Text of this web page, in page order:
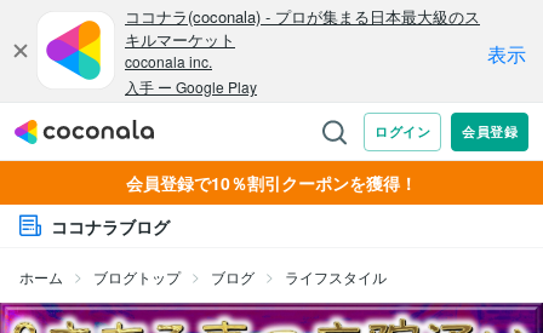
会員登録で10％割引クーポンを獲得！
ココナラブログ
ホーム ブログトップ ブログ ライフスタイル